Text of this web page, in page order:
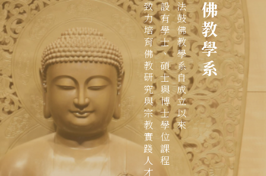
佛教學系
法鼓佛教學系自成立以來
設有學士、碩士與博士學位課程
致力培育佛教研究與宗教實踐人才的搖籃